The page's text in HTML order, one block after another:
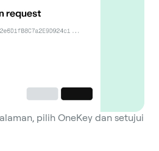
pilih OneKey dan setujui